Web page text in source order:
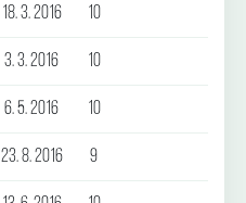
18. 3. 2016 10
3. 3. 2016 10
6. 5. 2016 10
23. 8. 2016 9